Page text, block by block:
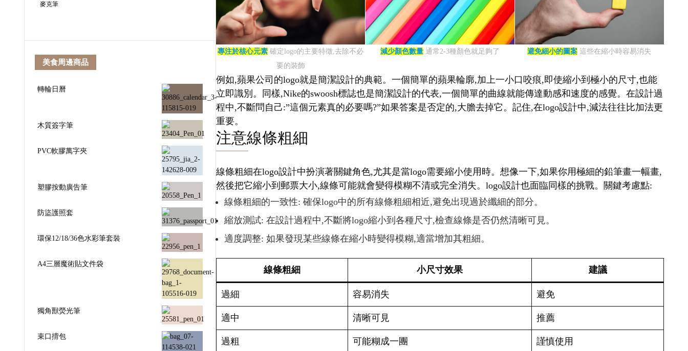
專注於核心元素 確定logo的主要特徵,去除不必
要的裝飾
減少顏色數量 通常2-3種顏色就足夠了 避免細小的圖案 這些在縮小時容易消失
例如,蘋果公司的logo就是簡潔設計的典範。一個簡單的蘋果輪廓,加上一小口咬痕,即使縮小到極小的尺寸,也能
立即識別。同樣,Nike的swoosh標誌也是簡潔設計的代表,一個簡單的曲線就能傳達動感和速度的感覺。在設計過
程中,不斷問自己:”這個元素真的必要嗎?”如果答案是否定的,大膽去掉它。記住,在logo設計中,減法往往比加法更
重要。
注意線條粗細
線條粗細在logo設計中扮演著關鍵角色,尤其是當logo需要縮小使用時。想像一下,如果你用極細的鉛筆畫一幅畫,
然後把它縮小到郵票大小,線條可能就會變得模糊不清或完全消失。logo設計也面臨同樣的挑戰。關鍵考慮點:
線條粗細的一致性: 確保logo中的所有線條粗細相近,避免出現過於纖細的部分。
縮放測試: 在設計過程中,不斷將logo縮小到各種尺寸,檢查線條是否仍然清晰可見。
適度調整: 如果發現某些線條在縮小時變得模糊,適當增加其粗細。
線條粗細 小尺寸效果 建議
過細 容易消失 避免
適中 清晰可見 推薦
過粗 可能糊成一團 謹慎使用
麥克筆
美食周邊商品
轉輪日曆
木質簽字筆
PVC軟膠萬字夾
塑膠按動廣告筆
防盜護照套
環保12/18/36色水彩筆套裝
A4三層魔術貼文件袋
獨角獸熒光筆
束口揹包